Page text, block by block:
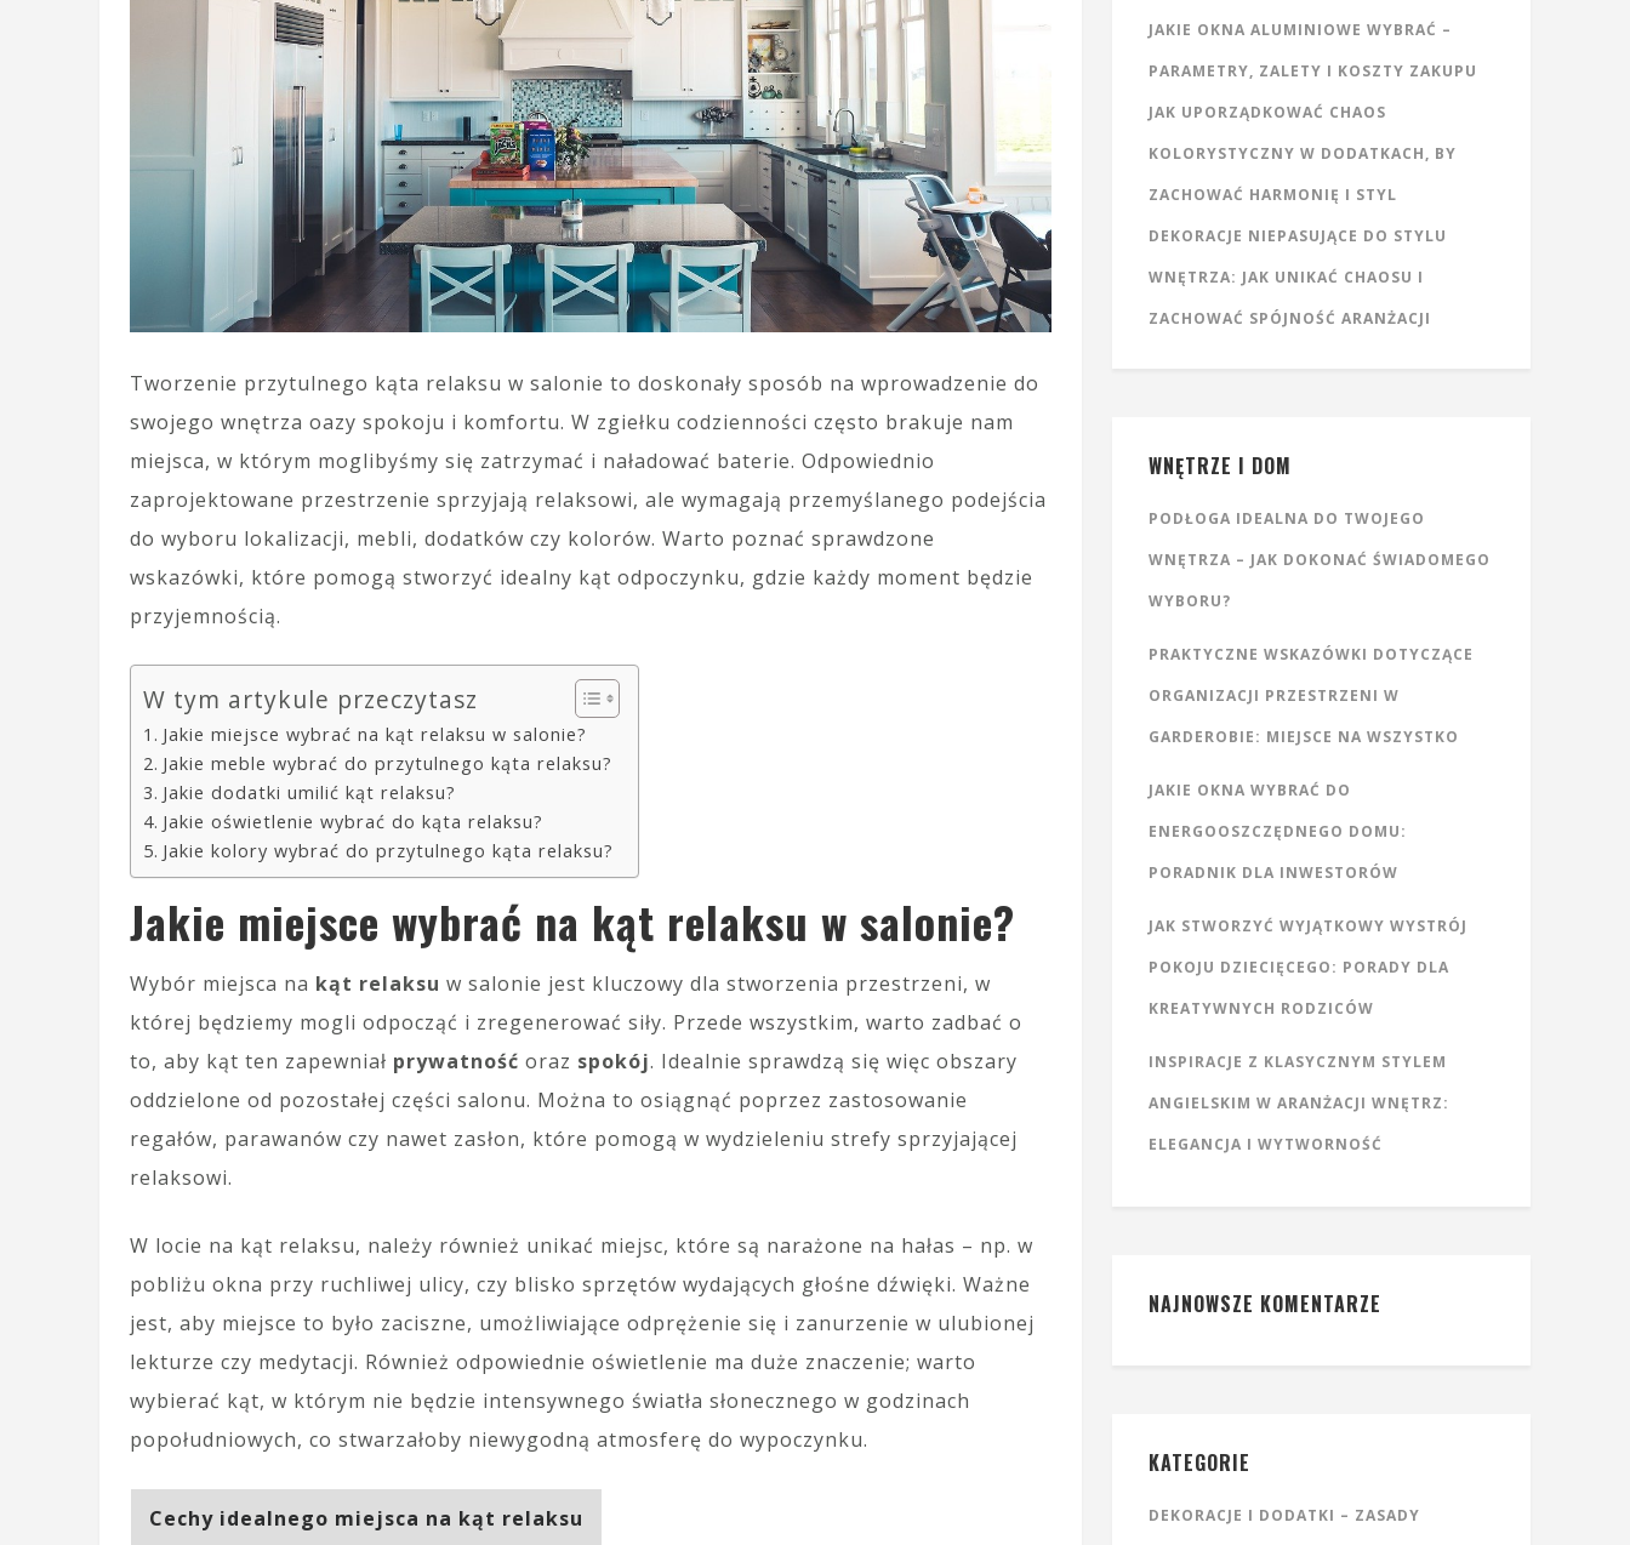
Tworzenie przytulnego kąta relaksu w salonie to doskonały sposób na wprowadzenie do
swojego wnętrza oazy spokoju i komfortu. W zgiełku codzienności często brakuje nam
miejsca, w którym moglibyśmy się zatrzymać i naładować baterie. Odpowiednio
zaprojektowane przestrzenie sprzyjają relaksowi, ale wymagają przemyślanego podejścia
do wyboru lokalizacji, mebli, dodatków czy kolorów. Warto poznać sprawdzone
wskazówki, które pomogą stworzyć idealny kąt odpoczynku, gdzie każdy moment będzie
przyjemnością.
W tym artykule przeczytasz
Jakie miejsce wybrać na kąt relaksu w salonie?
Jakie meble wybrać do przytulnego kąta relaksu?
Jakie dodatki umilić kąt relaksu?
Jakie oświetlenie wybrać do kąta relaksu?
Jakie kolory wybrać do przytulnego kąta relaksu?
Jakie miejsce wybrać na kąt relaksu w salonie?
Wybór miejsca na kąt relaksu w salonie jest kluczowy dla stworzenia przestrzeni, w
której będziemy mogli odpocząć i zregenerować siły. Przede wszystkim, warto zadbać o
to, aby kąt ten zapewniał prywatność oraz spokój. Idealnie sprawdzą się więc obszary
oddzielone od pozostałej części salonu. Można to osiągnąć poprzez zastosowanie
regałów, parawanów czy nawet zasłon, które pomogą w wydzieleniu strefy sprzyjającej
relaksowi.
W locie na kąt relaksu, należy również unikać miejsc, które są narażone na hałas – np. w
pobliżu okna przy ruchliwej ulicy, czy blisko sprzętów wydających głośne dźwięki. Ważne
jest, aby miejsce to było zaciszne, umożliwiające odprężenie się i zanurzenie w ulubionej
lekturze czy medytacji. Również odpowiednie oświetlenie ma duże znaczenie; warto
wybierać kąt, w którym nie będzie intensywnego światła słonecznego w godzinach
popołudniowych, co stwarzałoby niewygodną atmosferę do wypoczynku.
Cechy idealnego miejsca na kąt relaksu
JAKIE OKNA ALUMINIOWE WYBRAĆ –
PARAMETRY, ZALETY I KOSZTY ZAKUPU
JAK UPORZĄDKOWAĆ CHAOS
KOLORYSTYCZNY W DODATKACH, BY
ZACHOWAĆ HARMONIĘ I STYL
DEKORACJE NIEPASUJĄCE DO STYLU
WNĘTRZA: JAK UNIKAĆ CHAOSU I
ZACHOWAĆ SPÓJNOŚĆ ARANŻACJI
WNĘTRZE I DOM
PODŁOGA IDEALNA DO TWOJEGO
WNĘTRZA – JAK DOKONAĆ ŚWIADOMEGO
WYBORU?
PRAKTYCZNE WSKAZÓWKI DOTYCZĄCE
ORGANIZACJI PRZESTRZENI W
GARDEROBIE: MIEJSCE NA WSZYSTKO
JAKIE OKNA WYBRAĆ DO
ENERGOOSZCZĘDNEGO DOMU:
PORADNIK DLA INWESTORÓW
JAK STWORZYĆ WYJĄTKOWY WYSTRÓJ
POKOJU DZIECIĘCEGO: PORADY DLA
KREATYWNYCH RODZICÓW
INSPIRACJE Z KLASYCZNYM STYLEM
ANGIELSKIM W ARANŻACJI WNĘTRZ:
ELEGANCJA I WYTWORNOŚĆ
NAJNOWSZE KOMENTARZE
KATEGORIE
DEKORACJE I DODATKI – ZASADY